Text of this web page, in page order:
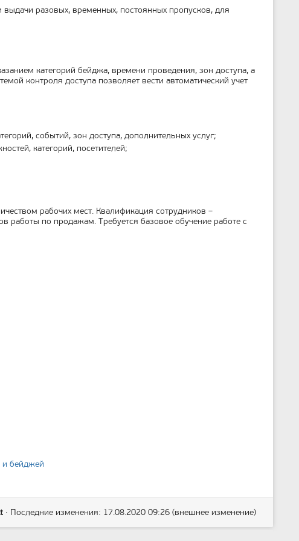
т
выдачи разовых, временных, постоянных пропусков, для
категорий бейджа, времени проведения, зон доступа, а
контроля доступа позволяет вести автоматический учет
событий, зон доступа, дополнительных услуг;
категорий, посетителей;
рабочих мест. Квалификация сотрудников –
работы по продажам. Требуется базовое обучение работе с
и бейджей
· Последние изменения: 17.08.2020 09:26 (внешнее изменение)